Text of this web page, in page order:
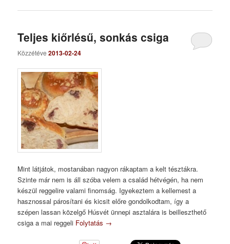
Teljes kiőrlésű, sonkás csiga
Közzétéve2013-02-24
Mint látjátok, mostanában nagyon rákaptam a kelt tésztákra.
Szinte már nem is áll szóba velem a család hétvégén, ha nem
készül reggelire valami finomság. Igyekeztem a kellemest a
hasznossal párosítani és kicsit előre gondolkodtam, így a
szépen lassan közelgő Húsvét ünnepi asztalára is beilleszthető
csiga a mai reggeli Folytatás →